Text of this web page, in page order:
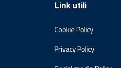
Link utili
Cookie Policy
Privacy Policy